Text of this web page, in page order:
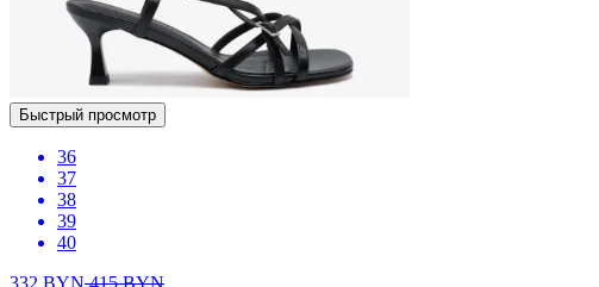
Быстрый просмотр
36
37
38
39
40
332 BYN415BYN